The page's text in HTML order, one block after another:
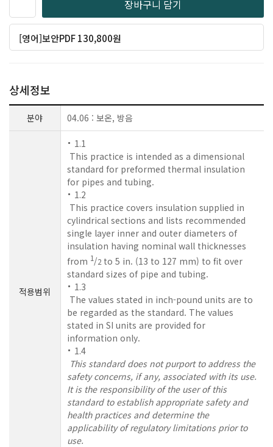
장바구니 담기
[영어]보안PDF 130,800원
상세정보
분야 04.06 : 보온, 방음
적용범위
1.1
This practice is intended as a dimensional
standard for preformed thermal insulation
for pipes and tubing.
1.2
This practice covers insulation supplied in
cylindrical sections and lists recommended
single layer inner and outer diameters of
insulation having nominal wall thicknesses
from 1/2 to 5 in. (13 to 127 mm) to fit over
standard sizes of pipe and tubing.
1.3
The values stated in inch-pound units are to
be regarded as the standard. The values
stated in SI units are provided for
information only.
1.4
This standard does not purport to address the
safety concerns, if any, associated with its use.
It is the responsibility of the user of this
standard to establish appropriate safety and
health practices and determine the
applicability of regulatory limitations prior to
use.